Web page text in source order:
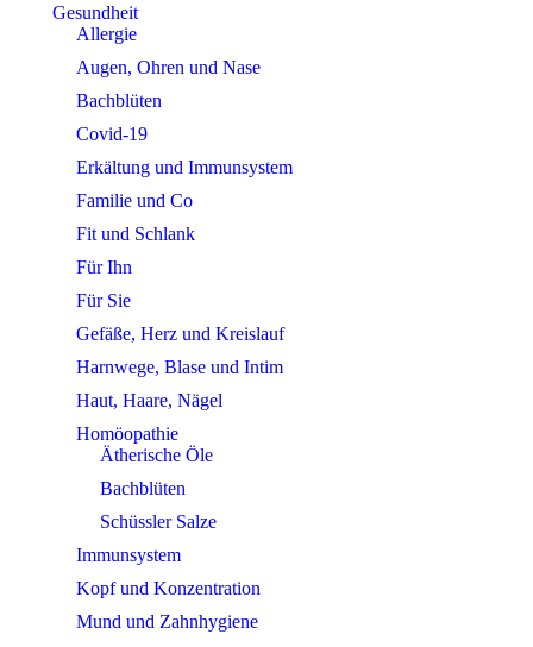
Gesundheit
Allergie
Augen, Ohren und Nase
Bachblüten
Covid-19
Erkältung und Immunsystem
Familie und Co
Fit und Schlank
Für Ihn
Für Sie
Gefäße, Herz und Kreislauf
Harnwege, Blase und Intim
Haut, Haare, Nägel
Homöopathie
Ätherische Öle
Bachblüten
Schüssler Salze
Immunsystem
Kopf und Konzentration
Mund und Zahnhygiene